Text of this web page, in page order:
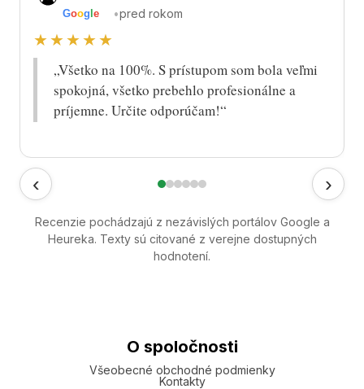
‹
Goog le •pred rokom
★★★★★
„Všetko na 100%. S prístupom som bola veľmi
spokojná, všetko prebehlo profesionálne a
príjemne. Určite odporúčam!“
›
Recenzie pochádzajú z nezávislých portálov Google a
Heureka. Texty sú citované z verejne dostupných
hodnotení.
O spoločnosti
Všeobecné obchodné podmienky
Kontakty